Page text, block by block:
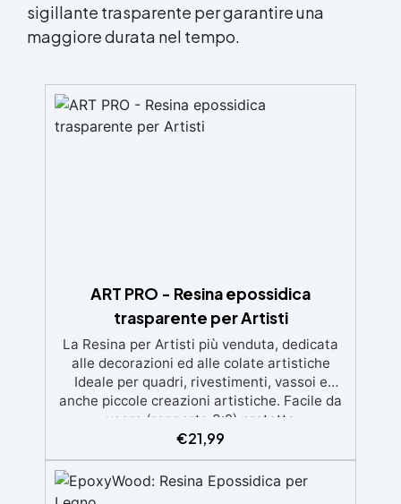
sigillante trasparente per garantire una
maggiore durata nel tempo.
ART PRO - Resina epossidica
trasparente per Artisti
La Resina per Artisti più venduta, dedicata
alle decorazioni ed alle colate artistiche
Ideale per quadri, rivestimenti, vassoi e
anche piccole creazioni artistiche. Facile da
usare (rapporto 3:2) protetta
dall’ingiallimento grazie agli speciali filtri UV
Formula densa : non cola via, mantenendo i
design precisi e puliti. Indurisce in 12-24h
garantendo una superficie lucida e brillante
€21,99